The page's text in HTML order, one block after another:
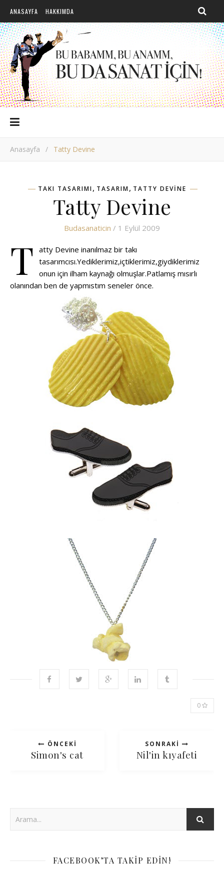
ANASAYFA HAKKIMDA
Anasayfa / Tatty Devine
TAKI TASARIMI, TASARIM, TATTY DEVINE
Tatty Devine
Budasanaticin / 1 Eylül 2009
T atty Devine inanılmaz bir takı
tasarımcısı.Yediklerimiz,içtiklerimiz,giydiklerimiz
onun için ilham kaynağı olmuşlar.Patlamış mısırlı
olanından ben de yapmıstım seneler önce.
0
ÖNCEKI
Simon's cat
SONRAKI
Nil'in kıyafeti
FACEBOOK’TA TAKIP EDIN!